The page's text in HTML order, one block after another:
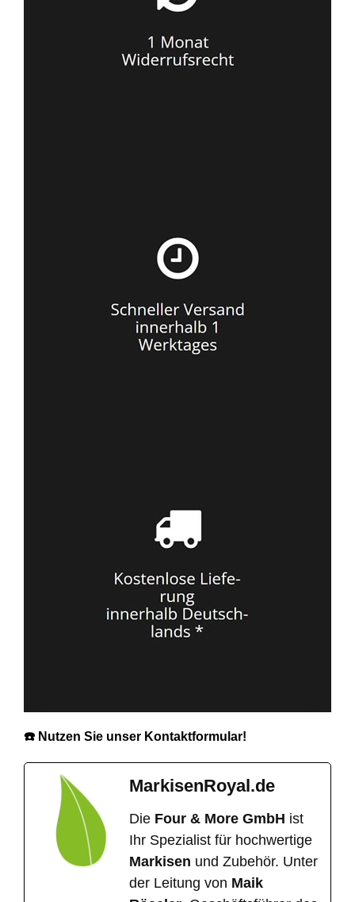
☎️ Nutzen Sie unser Kontaktformular!
MarkisenRoyal.de
Die Four & More GmbH ist
Ihr Spezialist für hochwertige
Markisen und Zubehör. Unter
der Leitung von Maik